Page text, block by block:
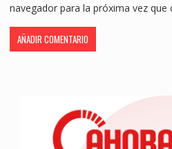
navegador para la próxima vez que